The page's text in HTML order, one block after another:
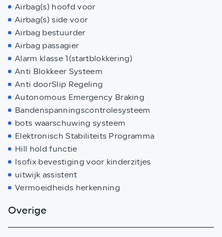
Airbag(s) hoofd voor
Airbag(s) side voor
Airbag bestuurder
Airbag passagier
Alarm klasse 1(startblokkering)
Anti Blokkeer Systeem
Anti doorSlip Regeling
Autonomous Emergency Braking
Bandenspanningscontrolesysteem
bots waarschuwing systeem
Elektronisch Stabiliteits Programma
Hill hold functie
Isofix bevestiging voor kinderzitjes
uitwijk assistent
Vermoeidheids herkenning
Overige